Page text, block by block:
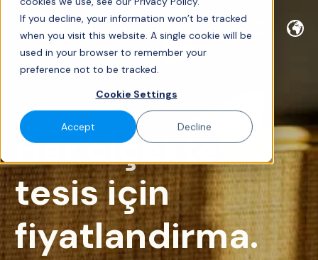
If you decline, your information won’t be tracked
when you visit this website. A single cookie will be
used in your browser to remember your
preference not to be tracked.
Cookie Settings
Accept Decline
Her ölçekte
tesis için
fiyatlandirma.